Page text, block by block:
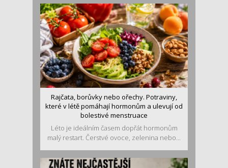
Rajčata, borůvky nebo ořechy. Potraviny,
které v létě pomáhají hormonům a ulevují od
bolestivé menstruace
Léto je ideálním časem dopřát hormonům
malý restart. Čerstvé ovoce, zelenina nebo...